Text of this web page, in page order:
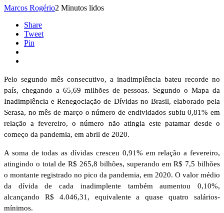
Marcos Rogério2 Minutos lidos
Share
Tweet
Pin
Pelo segundo mês consecutivo, a inadimplência bateu recorde no
país, chegando a 65,69 milhões de pessoas. Segundo o Mapa da
Inadimplência e Renegociação de Dívidas no Brasil, elaborado pela
Serasa, no mês de março o número de endividados subiu 0,81% em
relação a fevereiro, o número não atingia este patamar desde o
começo da pandemia, em abril de 2020.
A soma de todas as dívidas cresceu 0,91% em relação a fevereiro,
atingindo o total de R$ 265,8 bilhões, superando em R$ 7,5 bilhões
o montante registrado no pico da pandemia, em 2020. O valor médio
da dívida de cada inadimplente também aumentou 0,10%,
alcançando R$ 4.046,31, equivalente a quase quatro salários-
mínimos.